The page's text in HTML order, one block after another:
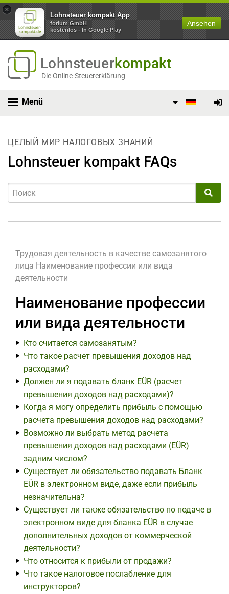
×
Lohnsteuer kompakt App
forium GmbH
kostenlos - In Google Play
Ansehen
Lohnsteuerkompakt
Die Online-Steuererklärung
Menü
ЦЕЛЫЙ МИР НАЛОГОВЫХ ЗНАНИЙ
Lohnsteuer kompakt FAQs
Трудовая деятельность в качестве самозанятого
лица Наименование профессии или вида
деятельности
Наименование профессии
или вида деятельности
Кто считается самозанятым?
Что такое расчет превышения доходов над
расходами?
Должен ли я подавать бланк EÜR (расчет
превышения доходов над расходами)?
Когда я могу определить прибыль с помощью
расчета превышения доходов над расходами?
Возможно ли выбрать метод расчета
превышения доходов над расходами (EÜR)
задним числом?
Существует ли обязательство подавать Бланк
EÜR в электронном виде, даже если прибыль
незначительна?
Существует ли также обязательство по подаче в
электронном виде для бланка EÜR в случае
дополнительных доходов от коммерческой
деятельности?
Что относится к прибыли от продажи?
Что такое налоговое послабление для
инструкторов?